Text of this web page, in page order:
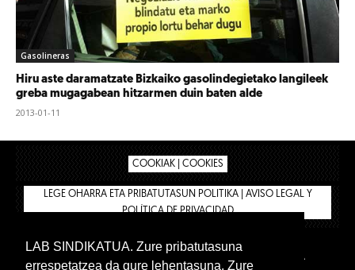
Gasolineras
Hiru aste daramatzate Bizkaiko gasolindegietako langileek
greba mugagabean hitzarmen duin baten alde
2013-01-11
COOKIAK | COOKIES
LEGE OHARRA ETA PRIBATUTASUN POLITIKA | AVISO LEGAL Y
POLÍTICA DE PRIVACIDAD
BIZILAN.EUS
TIENDA
LAB SINDIKATUA. Zure pribatutasuna
errespetatzea da gure lehentasuna. Zure